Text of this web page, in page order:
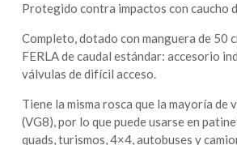
Protegido contra impactos con caucho
Completo, dotado con manguera de 50
FERLA de caudal estándar: accesorio
válvulas de difícil acceso.
Tiene la misma rosca que la mayoría de
(VG8), por lo que puede usarse en
quads, turismos, 4×4, autobuses y